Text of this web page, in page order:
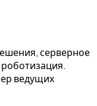
серверное
ведущих